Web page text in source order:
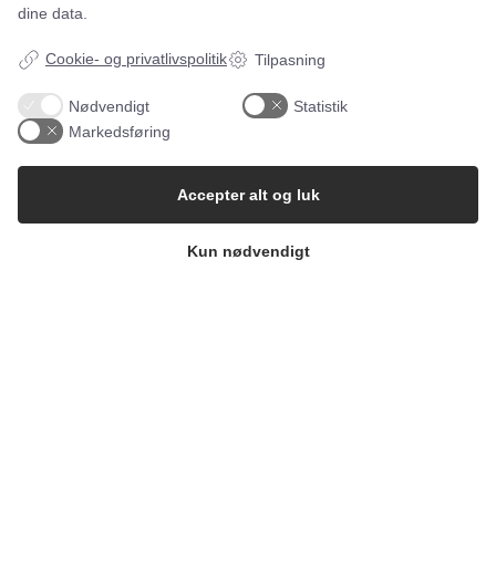
dine data.
Cookie- og privatlivspolitik Tilpasning
Nødvendigt
Statistik
Markedsføring
Kun nødvendigt
Accepter alt og luk